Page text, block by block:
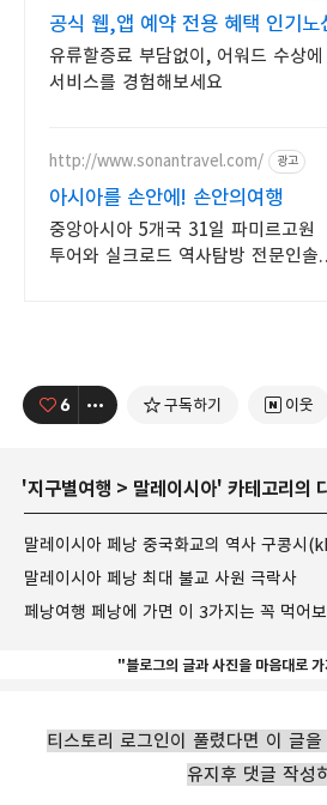
공식 웹,앱 예약 전용 혜택 인기노
유류할증료 부담없이, 어워드 수상
서비스를 경험해보세요
http://www.sonantravel.com/ 광고
아시아를 손안에! 손안의여행
중앙아시아 5개국 31일 파미르고원
투어와 실크로드 역사탐방 전문인솔
6 구독하기 이웃
'지구별여행 > 말레이시아' 카테고리의
말레이시아 페낭 중국화교의 역사 구콩
말레이시아 페낭 최대 불교 사원 극락사
"블로그의 글과 사진을 마음대로
티스토리 로그인이 풀렸다면 이 글
유지후 댓글 작성